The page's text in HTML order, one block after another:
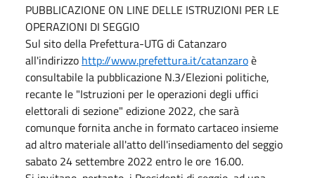
PUBBLICAZIONE ON LINE DELLE ISTRUZIONI PER LE
OPERAZIONI DI SEGGIO
Sul sito della Prefettura-UTG di Catanzaro
all'indirizzo http://www.prefettura.it/catanzaroè
consultabile la pubblicazione N.3/Elezioni politiche,
recante le "Istruzioni per le operazioni degli uffici
elettorali di sezione" edizione 2022, che sarà
comunque fornita anche in formato cartaceo insieme
ad altro materiale all'atto dell'insediamento del seggio
sabato 24 settembre 2022 entro le ore 16.00.